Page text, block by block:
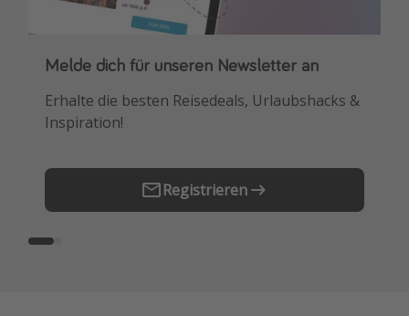
Melde dich für unseren Newsletter an
Erhalte die besten Reisedeals, Urlaubshacks &
Inspiration!
Registrieren
Downloade unsere App
Buche die besten Reiseschnäppchen als
Erstes.